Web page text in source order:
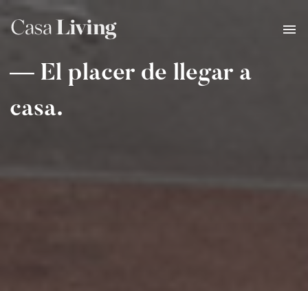
— El placer de llegar a
casa.